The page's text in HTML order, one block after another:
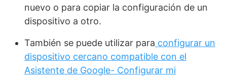
nuevo o para copiar la configuración de un
dispositivo a otro.
También se puede utilizar para configurar un
dispositivo cercano compatible con el
Asistente de Google- Configurar mi